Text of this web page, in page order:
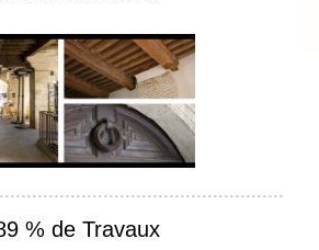
% de Travaux